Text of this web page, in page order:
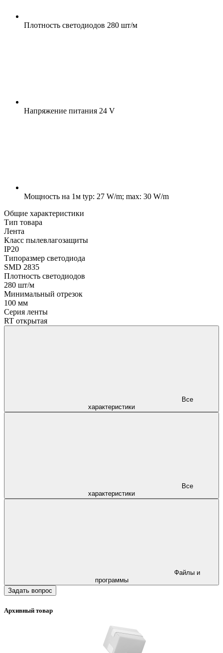
Плотность светодиодов 280 шт/м
Напряжение питания 24 V
Мощность на 1м typ: 27 W/m; max: 30 W/m
Общие характеристики
Тип товара
Лента
Класс пылевлагозащиты
IP20
Типоразмер светодиода
SMD 2835
Плотность светодиодов
280 шт/м
Минимальный отрезок
100 мм
Серия ленты
RT открытая
характеристики
характеристики
программы
Задать вопрос
Архивный товар